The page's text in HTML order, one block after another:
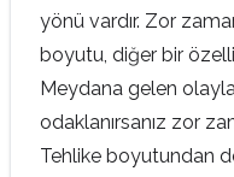
yönü vardır. Zor
boyutu, diğer bir
Meydana gelen
odaklanırsanız zor
Tehlike boyutundan